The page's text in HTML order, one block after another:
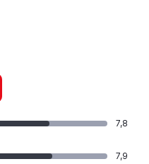
7,8
7,9